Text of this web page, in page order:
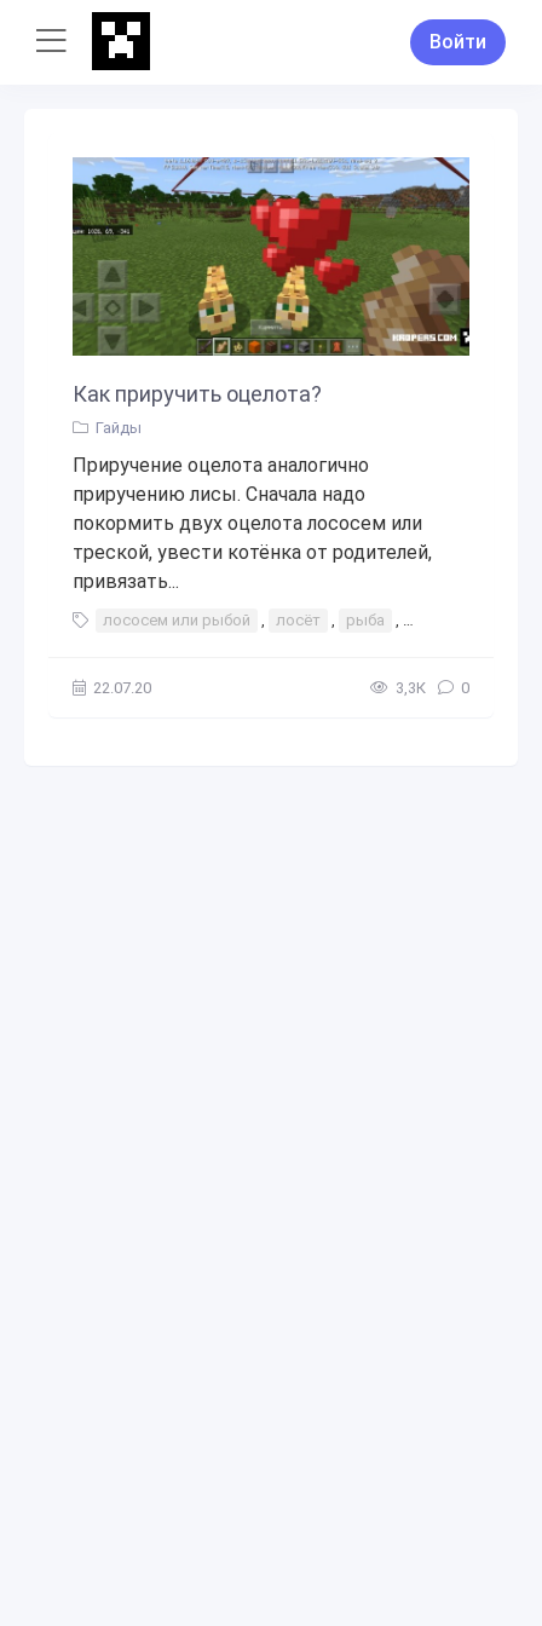
Войти
Как приручить оцелота?
Гайды
Приручение оцелота аналогично
приручению лисы. Сначала надо
покормить двух оцелота лососем или
треской, увести котёнка от родителей,
привязать...
лососем или рыбой , лосёт , рыба , приучить
22.07.20 3,3К 0